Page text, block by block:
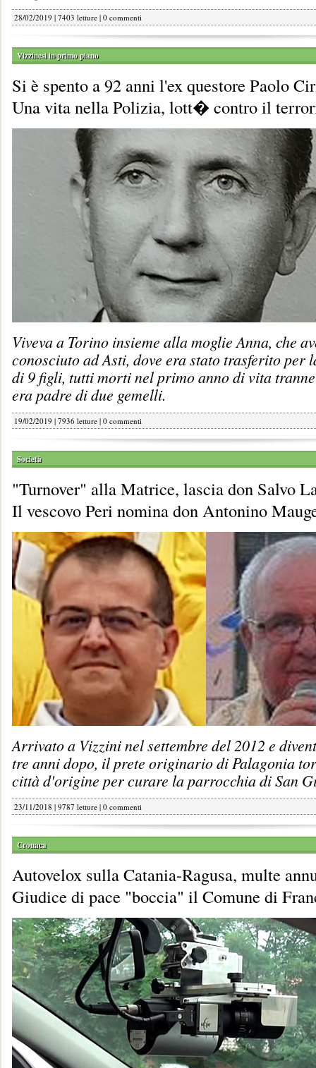
28/02/2019 | 7403 letture | 0 commenti
Vizzinesi in primo piano
Si è spento a 92 anni l'ex questore Paolo
Una vita nella Polizia, lott� contro il
Viveva a Torino insieme alla moglie Anna, che
conosciuto ad Asti, dove era stato trasferito per
di 9 figli, tutti morti nel primo anno di vita
era padre di due gemelli.
19/02/2019 | 7936 letture | 0 commenti
Società
"Turnover" alla Matrice, lascia don Salvo
Il vescovo Peri nomina don Antonino
Arrivato a Vizzini nel settembre del 2012 e
tre anni dopo, il prete originario di Palagonia
città d'origine per curare la parrocchia di San
23/11/2018 | 9787 letture | 0 commenti
Cronaca
Autovelox sulla Catania-Ragusa, multe
Giudice di pace "boccia" il Comune di